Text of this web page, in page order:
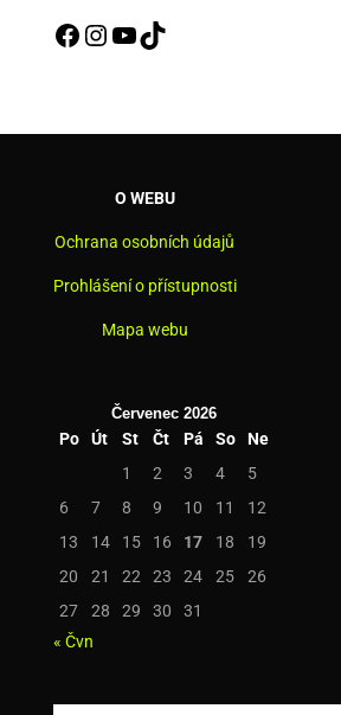
Facebook
Instagram
YouTube
TikTok
O WEBU
Ochrana osobních údajů
Prohlášení o přístupnosti
Mapa webu
Červenec 2026
Po Út St Čt Pá So
Ne
1
2 3 4
5
6
7 8 9 10 11
12
13
14 15 16 17 18
19
20
21 22 23 24 25
26
27
28 29 30
31
« Čvn